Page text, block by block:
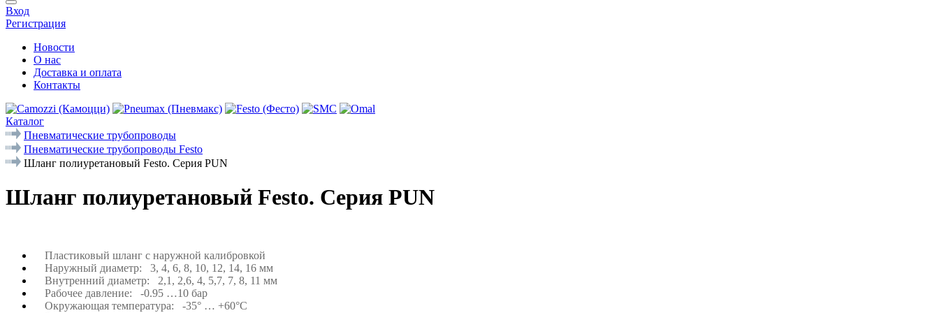
Вход
Регистрация
Новости
О нас
Доставка и оплата
Контакты
Каталог
Пневматические трубопроводы
Пневматические трубопроводы Festo
Шланг полиуретановый Festo. Серия PUN
Шланг полиуретановый Festo. Серия PUN
Пластиковый шланг с наружной калибровкой
Наружный диаметр: 3, 4, 6, 8, 10, 12, 14, 16 мм
Внутренний диаметр: 2,1, 2,6, 4, 5,7, 7, 8, 11 мм
Рабочее давление: -0.95 …10 бар
Окружающая температура: -35° … +60°C